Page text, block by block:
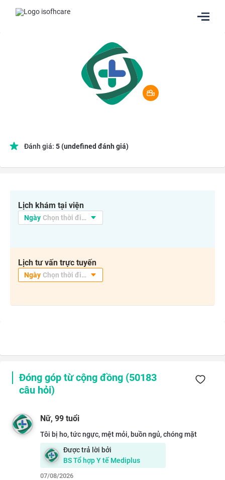
Đánh giá: 5(undefined đánh giá)
Lịch khám tại viện
Lịch tư vấn trực tuyến
Đóng góp từ cộng đồng (50183
câu hỏi)
Nữ, 99 tuổi
Tôi bị ho, tức ngực, mệt mỏi, buồn ngủ, chóng mặt
Được trả lời bởi
BSTổ hợp Y tế Mediplus
07/08/2026